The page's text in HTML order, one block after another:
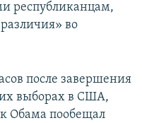
республиканцам,
во
после завершения
выборах в США,
Обама пообещал